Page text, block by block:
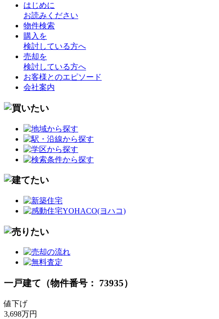
はじめに
お読みください
物件検索
購入を
検討している方へ
売却を
検討している方へ
お客様とのエピソード
会社案内
一戸建て（物件番号： 73935）
値下げ
3,698万円